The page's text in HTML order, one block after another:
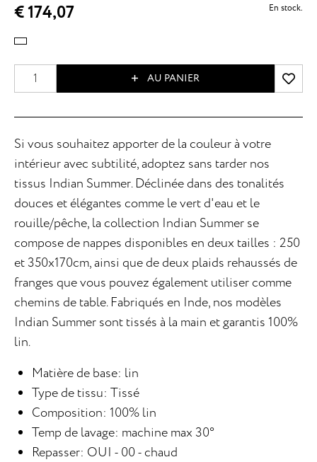
€ 174,07 En stock.
AU PANIER
Si vous souhaitez apporter de la couleur à votre
intérieur avec subtilité, adoptez sans tarder nos
tissus Indian Summer. Déclinée dans des tonalités
douces et élégantes comme le vert d'eau et le
rouille/pêche, la collection Indian Summer se
compose de nappes disponibles en deux tailles : 250
et 350x170cm, ainsi que de deux plaids rehaussés de
franges que vous pouvez également utiliser comme
chemins de table. Fabriqués en Inde, nos modèles
Indian Summer sont tissés à la main et garantis 100%
lin.
Matière de base: lin
Type de tissu: Tissé
Composition: 100% lin
Temp de lavage: machine max 30°
Repasser: OUI - 00 - chaud